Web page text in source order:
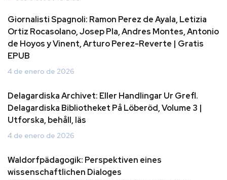
Giornalisti Spagnoli: Ramon Perez de Ayala, Letizia
Ortiz Rocasolano, Josep Pla, Andres Montes, Antonio
de Hoyos y Vinent, Arturo Perez-Reverte | Gratis
EPUB
4 de enero de 2026
Delagardiska Archivet: Eller Handlingar Ur Grefl.
Delagardiska Bibliotheket På Löberöd, Volume 3 |
Utforska, behåll, läs
4 de enero de 2026
Waldorfpädagogik: Perspektiven eines
wissenschaftlichen Dialoges